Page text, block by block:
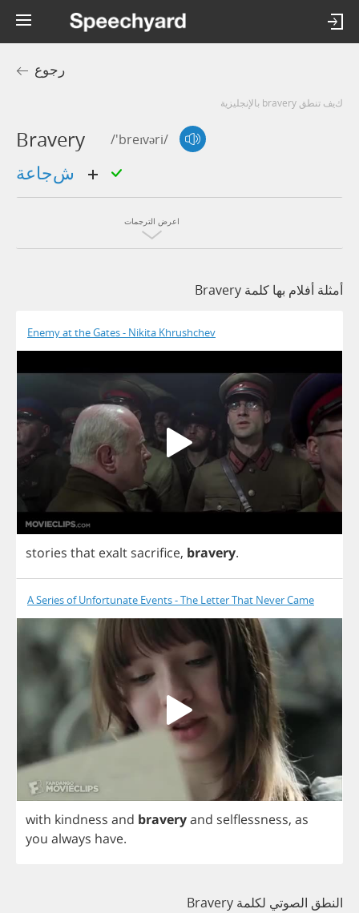
رجوع
كيف تنطق bravery بالإنجليزية
Bravery /'breɪvəri/
اعرض الترجمات
أمثلة أفلام بها كلمة Bravery
Enemy at the Gates - Nikita Khrushchev
stories that exalt sacrifice, bravery.
A Series of Unfortunate Events - The Letter That Never Came
with kindness and braveryand selflessness, as
you always have.
النطق الصوتي لكلمة Bravery